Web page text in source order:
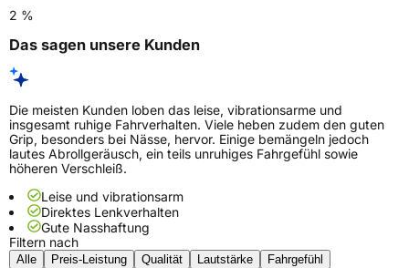
2 %
Das sagen unsere Kunden
Die meisten Kunden loben das leise, vibrationsarme und
insgesamt ruhige Fahrverhalten. Viele heben zudem den guten
Grip, besonders bei Nässe, hervor. Einige bemängeln jedoch
lautes Abrollgeräusch, ein teils unruhiges Fahrgefühl sowie
höheren Verschleiß.
Leise und vibrationsarm
Direktes Lenkverhalten
Gute Nasshaftung
Filtern nach
Alle Preis-Leistung Qualität Lautstärke
Fahrgefühl